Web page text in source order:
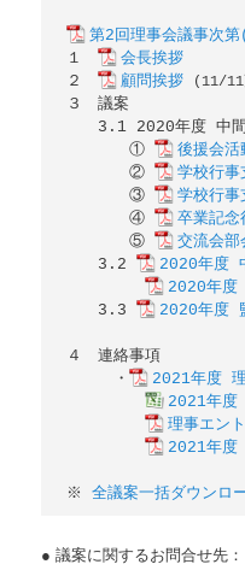
第2回理事会議事次
１
会長挨拶
２
顧問挨拶 (11/11
３　議案
3.1 2020年度 中間
①
後援会
②
学校行
③
学校行
④
卒業記念
⑤
交流会部
3.2
2020年度
2020年度
3.3 2020年度
４　連絡事項
・
2021年度
2021年度
理事エン
2021年度
※ 全議案一括ダウンロ
● 議案に関するお問合せ先